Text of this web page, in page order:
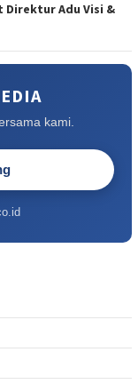
Direktur Adu Visi &
kami.